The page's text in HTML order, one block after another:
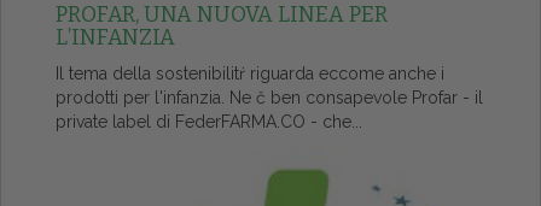
PROFAR, UNA NUOVA LINEA PER
L’INFANZIA
Il tema della sostenibilitŕ riguarda eccome anche i
prodotti per l'infanzia. Ne č ben consapevole Profar - il
private label di FederFARMA.CO - che...